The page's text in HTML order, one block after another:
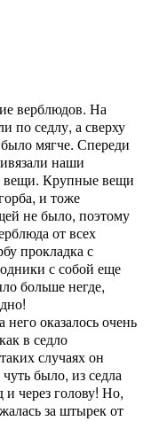
верблюдов. На
по седлу, а сверху
мягче. Спереди
наши
вещи. Крупные вещи
и тоже
не было, поэтому
от всех
прокладка с
с собой еще
больше негде,
оказалось очень
в седло
случаях он
было, из седла
и через голову! Но,
за штырек от